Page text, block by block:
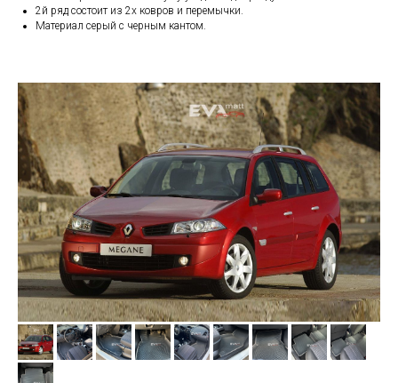
2й ряд состоит из 2х ковров и перемычки.
Материал серый с черным кантом.